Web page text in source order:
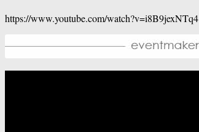
https://www.youtube.com/watch?v=i8B9jexNTq4